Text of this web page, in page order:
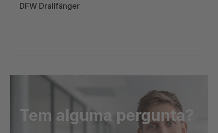
DFW Drallfänger
Tem alguma pergunta?